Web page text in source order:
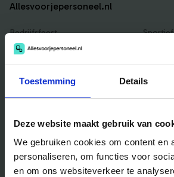
Toestemming Details
Deze website maakt gebruik van
We gebruiken cookies om content en
personaliseren, om functies voor
en om ons websiteverkeer te
Allesvoorjepersoneel.nl
Bedrijfsfeest
Catering
Sportief
Handig voor jou